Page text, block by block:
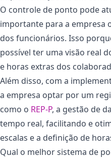
O controle de ponto pode
importante para a empresa
dos funcionários. Isso
possível ter uma visão real
e horas extras dos
Além disso, com a
a empresa optar por um
como o REP-P, a gestão de
tempo real, facilitando e
escalas e a definição de
Qual o melhor sistema de